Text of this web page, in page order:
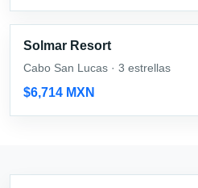
Solmar Resort
Cabo San Lucas · 3 estrellas
$6,714 MXN